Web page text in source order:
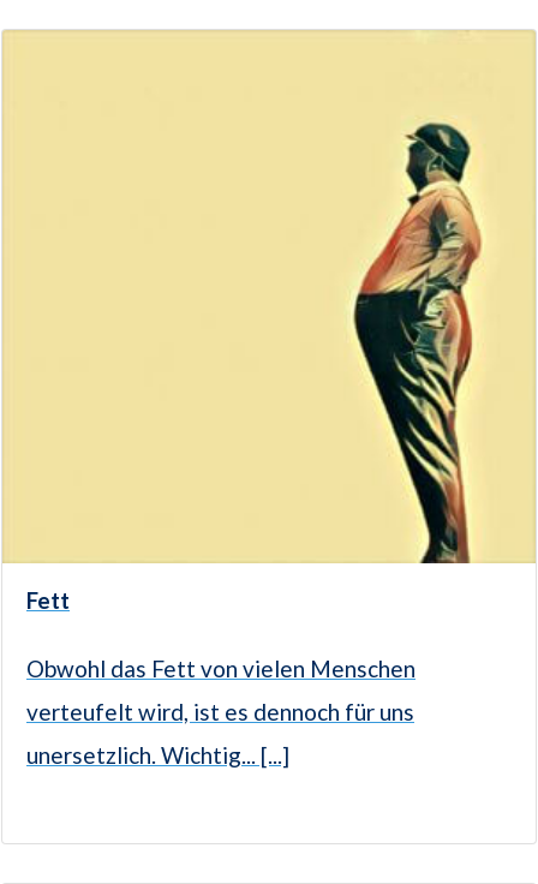
Fett
Obwohl das Fett von vielen Menschen
verteufelt wird, ist es dennoch für uns
unersetzlich. Wichtig... [...]